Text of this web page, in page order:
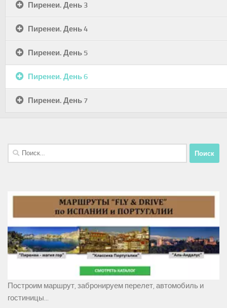
Пиренеи. День 3
Пиренеи. День 4
Пиренеи. День 5
Пиренеи. День 6
Пиренеи. День 7
Найти:
Построим маршрут, забронируем перелет, автомобиль и
гостиницы...